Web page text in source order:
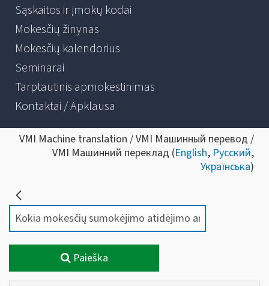
Sąskaitos ir įmokų kodai
Mokesčių žinynas
Mokesčių kalendorius
Seminarai
Tarptautinis apmokestinimas
Kontaktai / Apklausa
VMI Machine translation / VMI Машинный перевод /
VMI Машинний переклад (English, Русский,
Українська)
Paieška